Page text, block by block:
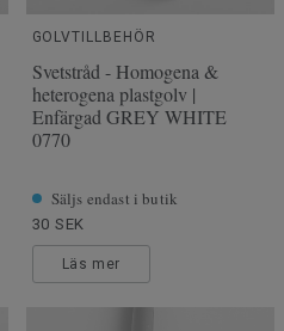
GOLVTILLBEHÖR
Svetstråd - Homogena &
heterogena plastgolv |
Enfärgad GREY WHITE
0770
Säljs endast i butik
30 SEK
Läs mer